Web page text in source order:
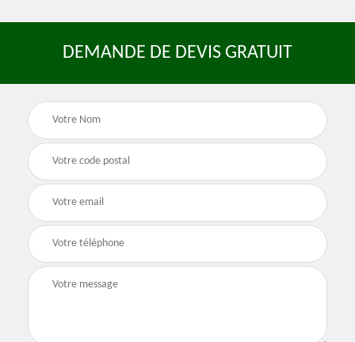
DEMANDE DE DEVIS GRATUIT